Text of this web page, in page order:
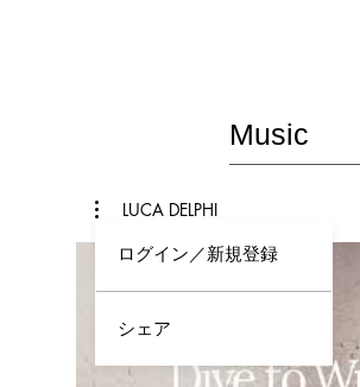
LUCA DELPHI
ログイン／新規登録
シェア
Music